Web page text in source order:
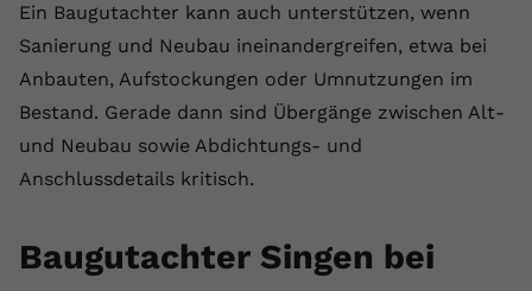
Ein Baugutachter kann auch unterstützen, wenn
Sanierung und Neubau ineinandergreifen, etwa bei
Anbauten, Aufstockungen oder Umnutzungen im
Bestand. Gerade dann sind Übergänge zwischen Alt-
und Neubau sowie Abdichtungs- und
Anschlussdetails kritisch.
Baugutachter Singen bei